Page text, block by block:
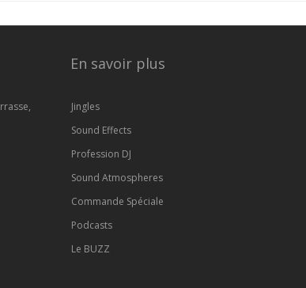
En savoir plus
Jingles
Sound Effects
Profession DJ
Sound Atmospheres
Commande Spéciale
Podcasts
Le BUZZ